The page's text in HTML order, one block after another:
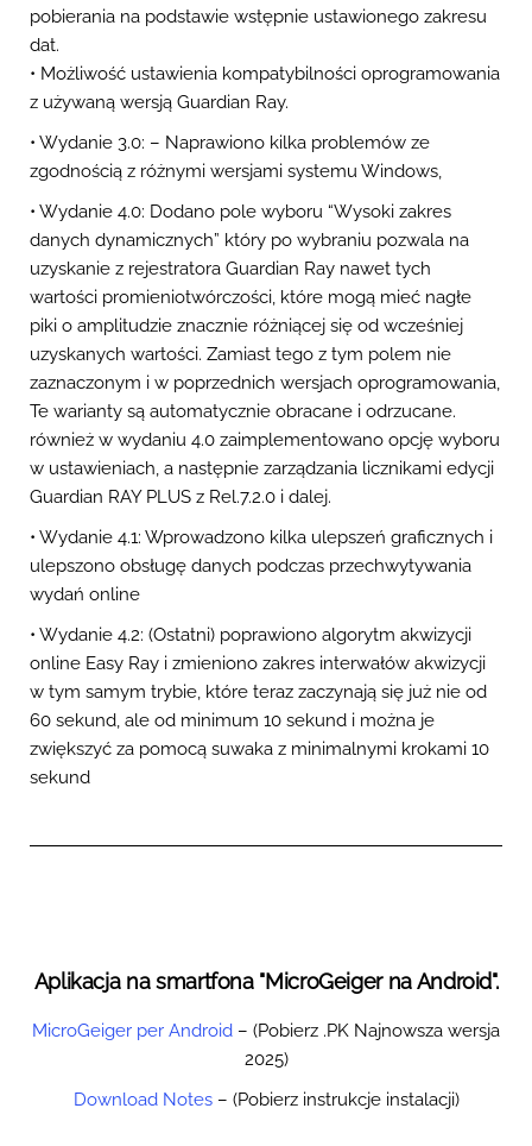
pobierania na podstawie wstępnie ustawionego zakresu
dat.
• Możliwość ustawienia kompatybilności oprogramowania
z używaną wersją Guardian Ray.
• Wydanie 3.0: – Naprawiono kilka problemów ze
zgodnością z różnymi wersjami systemu Windows,
• Wydanie 4.0: Dodano pole wyboru “Wysoki zakres
danych dynamicznych” który po wybraniu pozwala na
uzyskanie z rejestratora Guardian Ray nawet tych
wartości promieniotwórczości, które mogą mieć nagłe
piki o amplitudzie znacznie różniącej się od wcześniej
uzyskanych wartości. Zamiast tego z tym polem nie
zaznaczonym i w poprzednich wersjach oprogramowania,
Te warianty są automatycznie obracane i odrzucane.
również w wydaniu 4.0 zaimplementowano opcję wyboru
w ustawieniach, a następnie zarządzania licznikami edycji
Guardian RAY PLUS z Rel.7.2.0 i dalej.
• Wydanie 4.1: Wprowadzono kilka ulepszeń graficznych i
ulepszono obsługę danych podczas przechwytywania
wydań online
• Wydanie 4.2: (Ostatni) poprawiono algorytm akwizycji
online Easy Ray i zmieniono zakres interwałów akwizycji
w tym samym trybie, które teraz zaczynają się już nie od
60 sekund, ale od minimum 10 sekund i można je
zwiększyć za pomocą suwaka z minimalnymi krokami 10
sekund
Aplikacja na smartfona "MicroGeiger na Android".
MicroGeiger per Android – (Pobierz .PK Najnowsza wersja
2025)
Download Notes– (Pobierz instrukcje instalacji)